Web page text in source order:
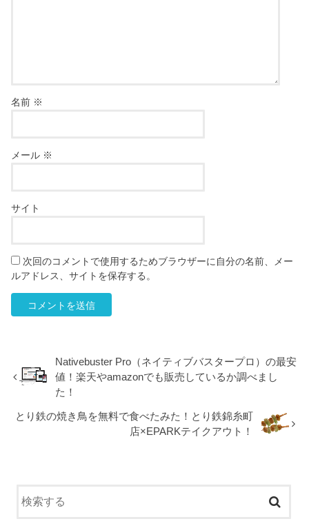
名前 ※
メール ※
サイト
次回のコメントで使用するためブラウザーに自分の名前、メー
ルアドレス、サイトを保存する。
Nativebuster Pro（ネイティブバスタープロ）の最安
値！楽天やamazonでも販売しているか調べまし
た！
とり鉄の焼き鳥を無料で食べたみた！とり鉄錦糸町
店×EPARKテイクアウト！